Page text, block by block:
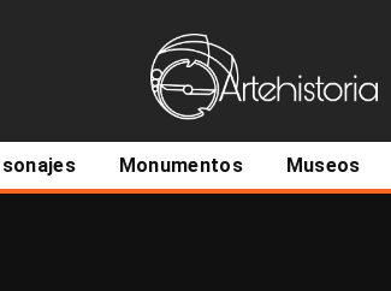
Monumentos Museos